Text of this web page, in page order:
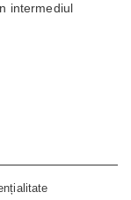
intermediul